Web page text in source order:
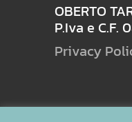
OBERTO
P.Iva e C.F.
Privacy